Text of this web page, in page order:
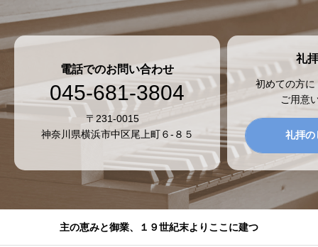
電話でのお問い合わせ
045-681-3804
〒231-0015
神奈川県横浜市中区尾上町６-８５
礼
初めての方
ご用意
礼拝の
主の恵みと御業、１９世紀末よりここに建つ